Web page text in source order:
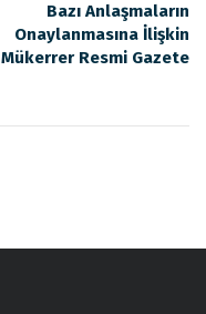
Bazı Anlaşmaların
Onaylanmasına İlişkin
Mükerrer Resmi Gazete